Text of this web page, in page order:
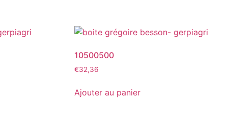
10500500
€32,36
Ajouter au panier